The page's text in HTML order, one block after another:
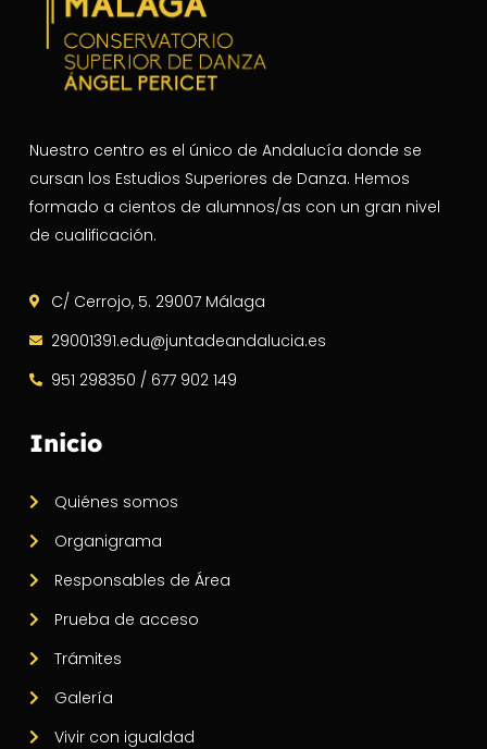
Nuestro centro es el único de Andalucía donde se
cursan los Estudios Superiores de Danza. Hemos
formado a cientos de alumnos/as con un gran nivel
de cualificación.
C/ Cerrojo, 5. 29007 Málaga
29001391.edu@juntadeandalucia.es
951 298350 / 677 902 149
Inicio
Quiénes somos
Organigrama
Responsables de Área
Prueba de acceso
Trámites
Galería
Vivir con igualdad